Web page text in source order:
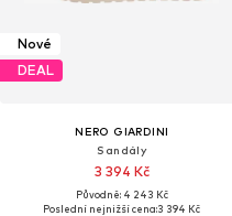
Nové
DEAL
NERO GIARDINI
Sandály
3 394 Kč
Původně: 4 243 Kč
Poslední nejnižší cena:3 394 Kč